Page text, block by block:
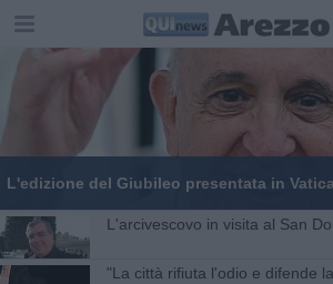
L'edizione del Giubileo presentata in
L'arcivescovo in visita al San
"La città rifiuta l'odio e difende